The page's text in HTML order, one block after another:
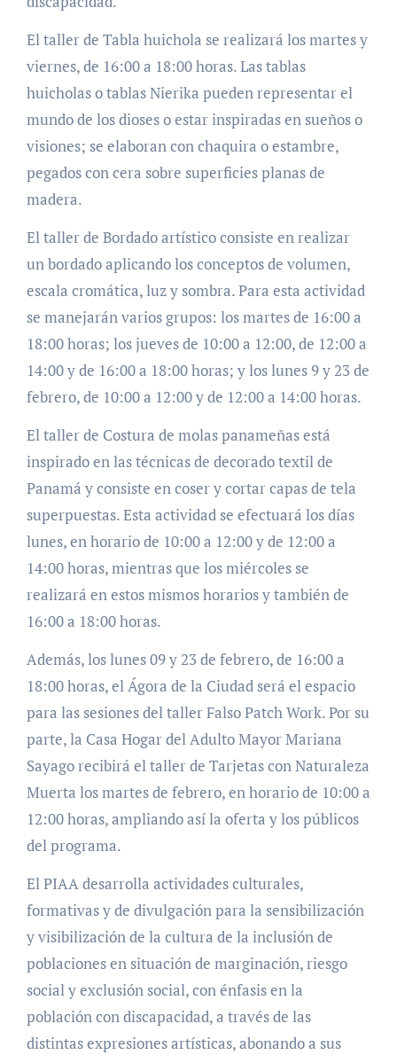
El taller de Tabla huichola se realizará los martes y
viernes, de 16:00 a 18:00 horas. Las tablas
huicholas o tablas Nierika pueden representar el
mundo de los dioses o estar inspiradas en sueños o
visiones; se elaboran con chaquira o estambre,
pegados con cera sobre superficies planas de
madera.
El taller de Bordado artístico consiste en realizar
un bordado aplicando los conceptos de volumen,
escala cromática, luz y sombra. Para esta actividad
se manejarán varios grupos: los martes de 16:00 a
18:00 horas; los jueves de 10:00 a 12:00, de 12:00 a
14:00 y de 16:00 a 18:00 horas; y los lunes 9 y 23 de
febrero, de 10:00 a 12:00 y de 12:00 a 14:00 horas.
El taller de Costura de molas panameñas está
inspirado en las técnicas de decorado textil de
Panamá y consiste en coser y cortar capas de tela
superpuestas. Esta actividad se efectuará los días
lunes, en horario de 10:00 a 12:00 y de 12:00 a
14:00 horas, mientras que los miércoles se
realizará en estos mismos horarios y también de
16:00 a 18:00 horas.
Además, los lunes 09 y 23 de febrero, de 16:00 a
18:00 horas, el Ágora de la Ciudad será el espacio
para las sesiones del taller Falso Patch Work. Por su
parte, la Casa Hogar del Adulto Mayor Mariana
Sayago recibirá el taller de Tarjetas con Naturaleza
Muerta los martes de febrero, en horario de 10:00 a
12:00 horas, ampliando así la oferta y los públicos
del programa.
El PIAA desarrolla actividades culturales,
formativas y de divulgación para la sensibilización
y visibilización de la cultura de la inclusión de
poblaciones en situación de marginación, riesgo
social y exclusión social, con énfasis en la
población con discapacidad, a través de las
distintas expresiones artísticas, abonando a sus